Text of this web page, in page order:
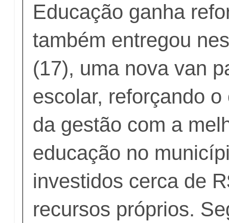
Educação ganha
também entregou
(17), uma nova van
escolar, reforçando
da gestão com a
educação no
investidos cerca de
recursos próprios.